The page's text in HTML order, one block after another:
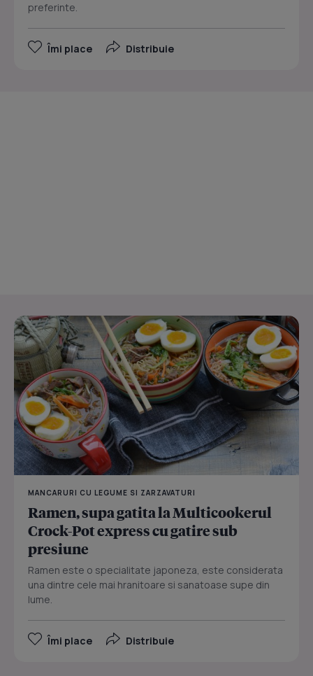
preferinte.
Îmi place Distribuie
MANCARURI CU LEGUME SI ZARZAVATURI
Ramen, supa gatita la Multicookerul
Crock-Pot express cu gatire sub
presiune
Ramen este o specialitate japoneza, este considerata
una dintre cele mai hranitoare si sanatoase supe din
lume.
Îmi place Distribuie